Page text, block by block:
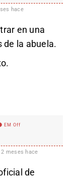
hace
en una
de la abuela.
EM Off
2 meses hace
de